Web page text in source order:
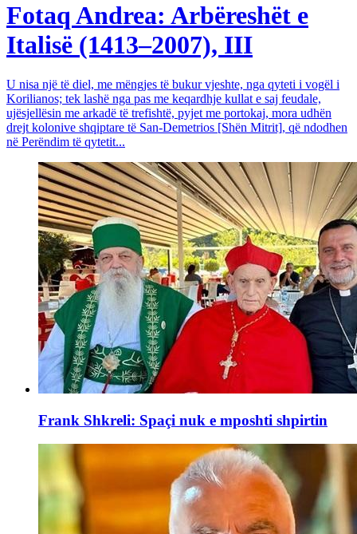
Fotaq Andrea: Arbëreshët e
Italisë (1413–2007), III
U nisa një të diel, me mëngjes të bukur vjeshte, nga qyteti i vogël i
Korilianos; tek lashë nga pas me keqardhje kullat e saj feudale,
ujësjellësin me arkadë të trefishtë, pyjet me portokaj, mora udhën
drejt kolonive shqiptare të San-Demetrios [Shën Mitrit], që ndodhen
në Perëndim të qytetit...
Frank Shkreli: Spaçi nuk e mposhti shpirtin